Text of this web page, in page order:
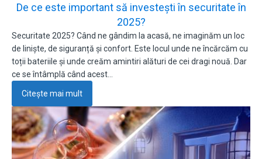
De ce este important să investești în securitate în
2025?
Securitate 2025? Când ne gândim la acasă, ne imaginăm un loc
de liniște, de siguranță și confort. Este locul unde ne încărcăm cu
toții bateriile și unde creăm amintiri alături de cei dragi nouă. Dar
ce se întâmplă când acest…
Citește mai mult